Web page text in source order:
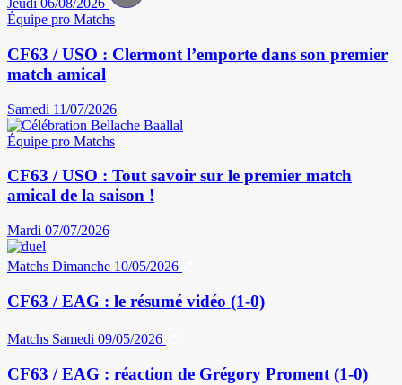
Jeudi 06/08/2026
Équipe pro Matchs
CF63 / USO : Clermont l’emporte dans son premier
match amical
Samedi 11/07/2026
Équipe pro Matchs
CF63 / USO : Tout savoir sur le premier match
amical de la saison !
Mardi 07/07/2026
Matchs Dimanche 10/05/2026
CF63 / EAG : le résumé vidéo (1-0)
Matchs Samedi 09/05/2026
CF63 / EAG : réaction de Grégory Proment (1-0)